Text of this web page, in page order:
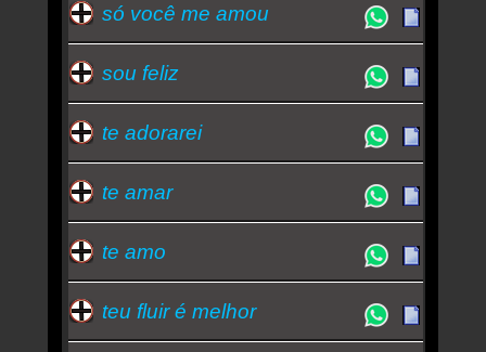
só você me amou
sou feliz
te adorarei
te amar
te amo
teu fluir é melhor